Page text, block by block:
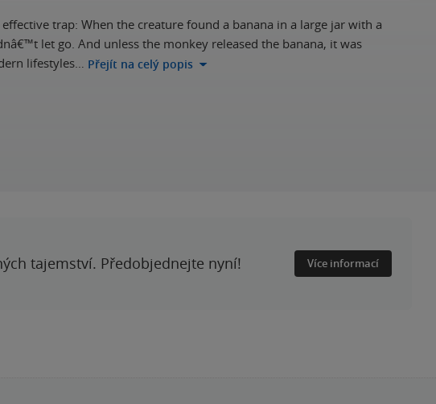
trap: When the creature found a banana in a large jar with a
let go. And unless the monkey released the banana, it was
lifestyles… Přejít na celý popis
tajemství. Předobjednejte nyní! Více informací